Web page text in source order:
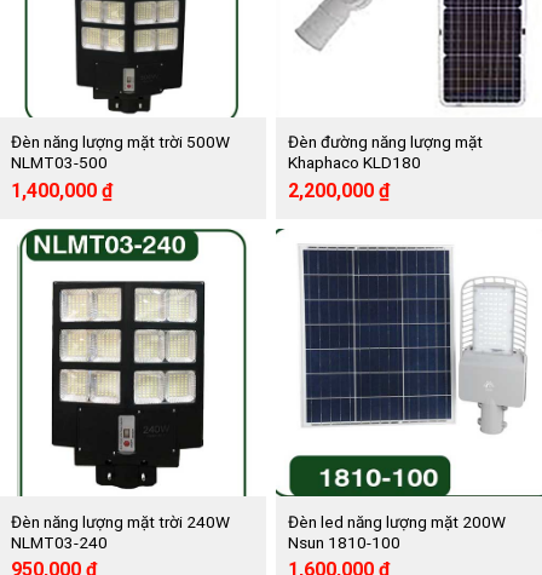
Đèn năng lượng mặt trời 500W
NLMT03-500
Giá
gốc
là:
2,800,000 ₫.
1,400,000 ₫Giá
hiện
tại
là:
1,400,000 ₫.
Đèn đường năng lượng mặt
Khaphaco KLD180
Giá
gốc
4,320,000 ₫.
2,200,000 ₫Giá
hiện
là:
2,200,000 ₫.
Đèn năng lượng mặt trời 240W
NLMT03-240
Giá
950,000 ₫Giá
Đèn led năng lượng mặt 200W
Nsun 1810-100
Giá
1,600,000 ₫Giá